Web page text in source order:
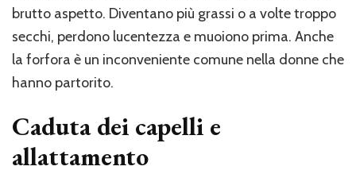
brutto aspetto. Diventano più grassi o a volte troppo
secchi, perdono lucentezza e muoiono prima. Anche
la forfora è un inconveniente comune nella donne che
hanno partorito.
Caduta dei capelli e
allattamento